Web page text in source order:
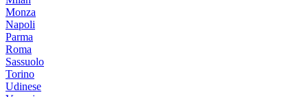
Monza
Napoli
Parma
Roma
Sassuolo
Torino
Udinese